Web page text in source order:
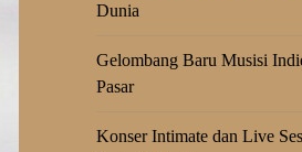
Dunia
Gelombang Baru Musisi
Pasar
Konser Intimate dan Live